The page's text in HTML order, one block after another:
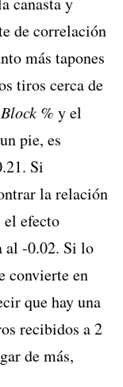
de correlación
más tapones
tiros cerca de
Block % y el
pie, es
Si
la relación
el efecto
al -0.02. Si lo
convierte en
que hay una
recibidos a 2
de más,